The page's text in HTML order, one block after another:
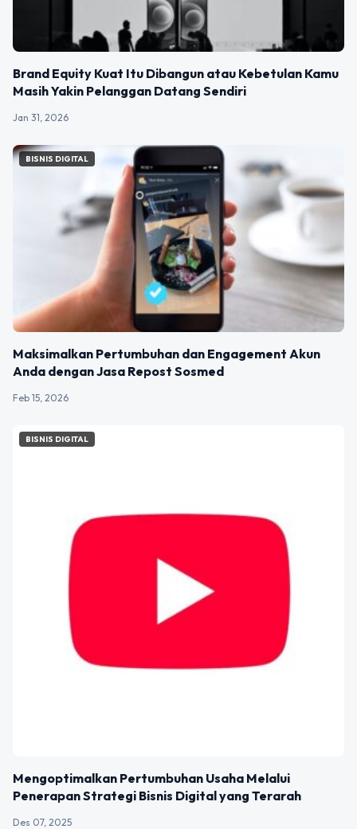
Brand Equity Kuat Itu Dibangun atau Kebetulan Kamu
Masih Yakin Pelanggan Datang Sendiri
Jan 31, 2026
BISNIS DIGITAL
Maksimalkan Pertumbuhan dan Engagement Akun
Anda dengan Jasa Repost Sosmed
Feb 15, 2026
BISNIS DIGITAL
Mengoptimalkan Pertumbuhan Usaha Melalui
Penerapan Strategi Bisnis Digital yang Terarah
Des 07, 2025